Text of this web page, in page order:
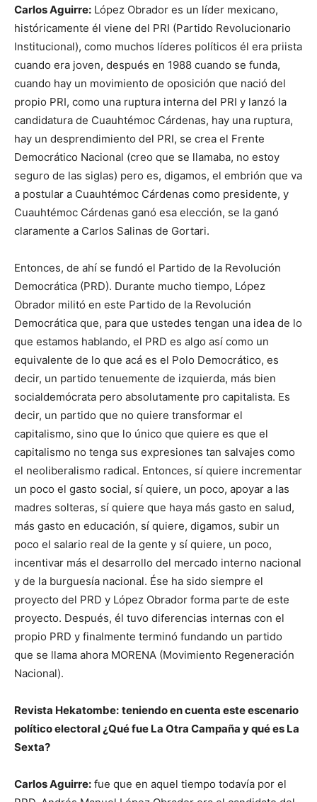
Carlos Aguirre: López Obrador es un líder mexicano,
históricamente él viene del PRI (Partido Revolucionario
Institucional), como muchos líderes políticos él era priista
cuando era joven, después en 1988 cuando se funda,
cuando hay un movimiento de oposición que nació del
propio PRI, como una ruptura interna del PRI y lanzó la
candidatura de Cuauhtémoc Cárdenas, hay una ruptura,
hay un desprendimiento del PRI, se crea el Frente
Democrático Nacional (creo que se llamaba, no estoy
seguro de las siglas) pero es, digamos, el embrión que va
a postular a Cuauhtémoc Cárdenas como presidente, y
Cuauhtémoc Cárdenas ganó esa elección, se la ganó
claramente a Carlos Salinas de Gortari.
Entonces, de ahí se fundó el Partido de la Revolución
Democrática (PRD). Durante mucho tiempo, López
Obrador militó en este Partido de la Revolución
Democrática que, para que ustedes tengan una idea de lo
que estamos hablando, el PRD es algo así como un
equivalente de lo que acá es el Polo Democrático, es
decir, un partido tenuemente de izquierda, más bien
socialdemócrata pero absolutamente pro capitalista. Es
decir, un partido que no quiere transformar el
capitalismo, sino que lo único que quiere es que el
capitalismo no tenga sus expresiones tan salvajes como
el neoliberalismo radical. Entonces, sí quiere incrementar
un poco el gasto social, sí quiere, un poco, apoyar a las
madres solteras, sí quiere que haya más gasto en salud,
más gasto en educación, sí quiere, digamos, subir un
poco el salario real de la gente y sí quiere, un poco,
incentivar más el desarrollo del mercado interno nacional
y de la burguesía nacional. Ése ha sido siempre el
proyecto del PRD y López Obrador forma parte de este
proyecto. Después, él tuvo diferencias internas con el
propio PRD y finalmente terminó fundando un partido
que se llama ahora MORENA (Movimiento Regeneración
Nacional).
Revista Hekatombe: teniendo en cuenta este escenario
político electoral ¿Qué fue La Otra Campaña y qué es La
Sexta?
Carlos Aguirre: fue que en aquel tiempo todavía por el